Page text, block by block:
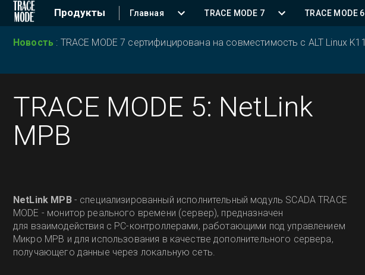
Продукты Главная TRACE MODE 7 TRACE MODE 6
Новость : TRACE MODE 7 сертифицирована на совместимость с ALT Linux K11
TRACE MODE 5: NetLink
МРВ
NetLink МРВ- специализированный исполнительный модуль SCADA TRACE
MODE - монитор реального времени (сервер), предназначен
для взаимодействия с РС-контроллерами, работающими под управлением
Микро МРВ и для использования в качестве дополнительного сервера,
получающего данные через локальную сеть.